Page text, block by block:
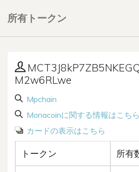
所有トークン
M2w6RLwe
Mpchain
Monacoinに関する情報はこちら
カードの表示はこちら
トークン 所有